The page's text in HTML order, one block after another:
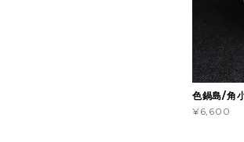
色鍋島/角
¥6,600